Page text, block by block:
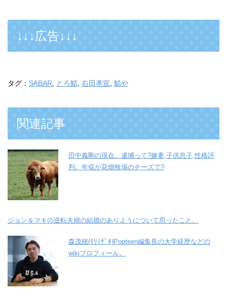
↓↓↓広告↓↓↓
タグ： SABAR, とろ鯖, 右田孝宣, 鯖や
関連記事
田中義剛の現在。逮捕って?嫁妻,子供息子,性格評
判。年収が花畑牧場のチーズで?
ジョン＆マキの逆転夫婦の結婚のありようについて思ったこと。
森茂穂(ﾓﾘｼｹﾞﾎ)Popteen編集長の大学経歴などの
wikiプロフィール。